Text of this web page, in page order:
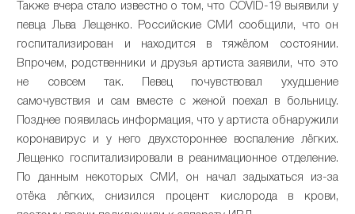
Также вчера стало известно о том, что COVID-19 выявили у
певца Льва Лещенко. Российские СМИ сообщили, что он
госпитализирован и находится в тяжёлом состоянии.
Впрочем, родственники и друзья артиста заявили, что это
не совсем так. Певец почувствовал ухудшение
самочувствия и сам вместе с женой поехал в больницу.
Позднее появилась информация, что у артиста обнаружили
коронавирус и у него двухстороннее воспаление лёгких.
Лещенко госпитализировали в реанимационное отделение.
По данным некоторых СМИ, он начал задыхаться из-за
отёка лёгких, снизился процент кислорода в крови,